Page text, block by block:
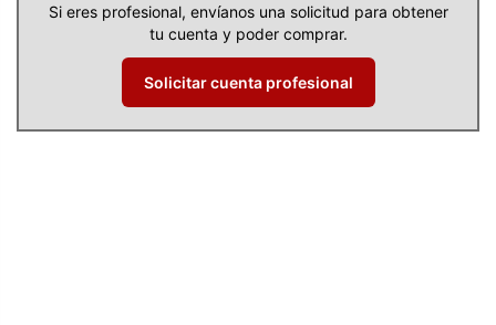
Si eres profesional, envíanos una solicitud para obtener
tu cuenta y poder comprar.
Solicitar cuenta profesional